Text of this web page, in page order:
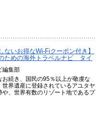
ないお得なWi-Fiクーポン付き】
ための海外トラベルナビ タイ
編集部
お続き、国民の95％以上が敬虔な
世界遺産に登録されているアユタヤ
や、世界有数のリゾート地であるプ